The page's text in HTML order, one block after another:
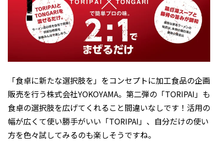
「食卓に新たな選択肢を」をコンセプトに加工食品の企画
販売を行う株式会社YOKOYAMA。第二弾の「TORIPAI」も
食卓の選択肢を広げてくれること間違いなしです！活用の
幅が広くて使い勝手がいい「TORIPAI」、自分だけの使い
方を色々試してみるのも楽しそうですね。